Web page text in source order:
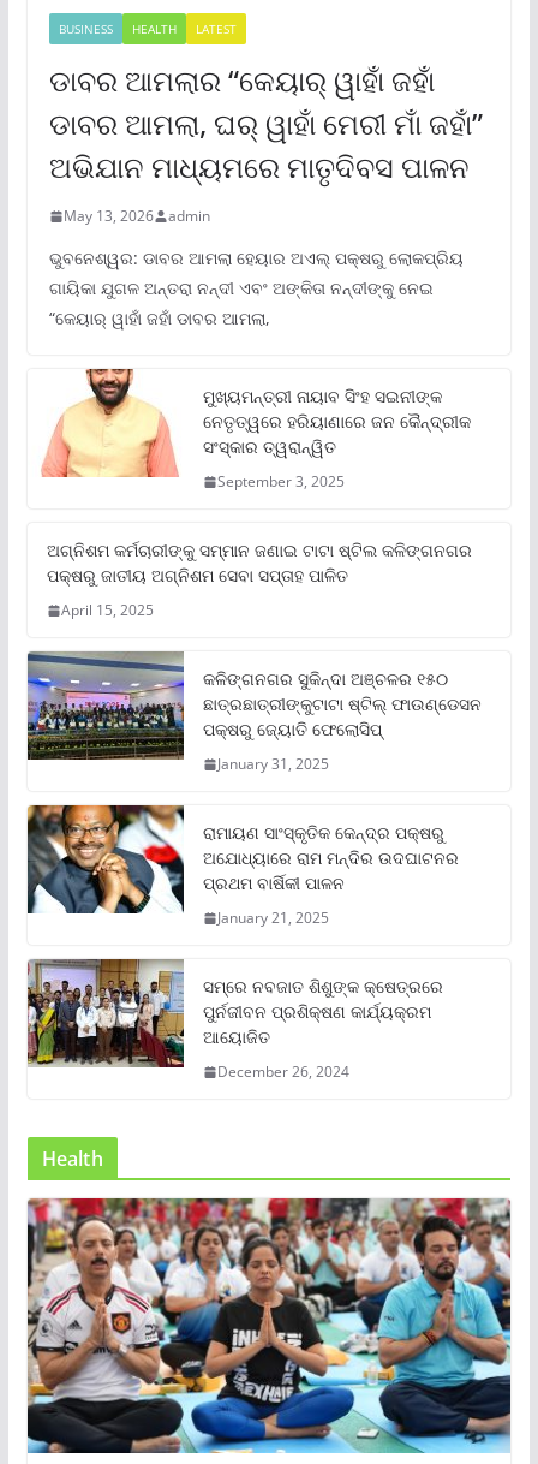
BUSINESS HEALTH LATEST
ଡାବର ଆମଲାର “କେୟାର୍ ୱାହାଁ ଜହାଁ
ଡାବର ଆମଲା, ଘର୍ ୱାହାଁ ମେରୀ ମାଁ ଜହାଁ”
ଅଭିଯାନ ମାଧ୍ୟମରେ ମାତୃଦିବସ ପାଳନ
May 13, 2026 admin
ଭୁବନେଶ୍ୱର: ଡାବର ଆମଲା ହେୟାର ଅଏଲ୍ ପକ୍ଷରୁ ଲୋକପ୍ରିୟ
ଗାୟିକା ଯୁଗଳ ଅନ୍ତରା ନନ୍ଦୀ ଏବଂ ଅଙ୍କିତା ନନ୍ଦୀଙ୍କୁ ନେଇ
“କେୟାର୍ ୱାହାଁ ଜହାଁ ଡାବର ଆମଲା,
ମୁଖ୍ୟମନ୍ତ୍ରୀ ନାୟାବ ସିଂହ ସଇନୀଙ୍କ
ନେତୃତ୍ୱରେ ହରିୟାଣାରେ ଜନ କୈନ୍ଦ୍ରୀକ
ସଂସ୍କାର ତ୍ୱରାନ୍ୱିତ
September 3, 2025
ଅଗ୍ନିଶମ କର୍ମଚାରୀଙ୍କୁ ସମ୍ମାନ ଜଣାଇ ଟାଟା ଷ୍ଟିଲ କଳିଙ୍ଗନଗର
ପକ୍ଷରୁ ଜାତୀୟ ଅଗ୍ନିଶମ ସେବା ସପ୍ତାହ ପାଳିତ
April 15, 2025
କଳିଙ୍ଗନଗର ସୁକିନ୍ଦା ଅଞ୍ଚଳର ୧୫୦
ଛାତ୍ରଛାତ୍ରୀଙ୍କୁଟାଟା ଷ୍ଟିଲ୍ ଫାଉଣ୍ଡେସନ
ପକ୍ଷରୁ ଜ୍ୟୋତି ଫେଲୋସିପ୍‌
January 31, 2025
ରାମାୟଣ ସାଂସ୍କୃତିକ କେନ୍ଦ୍ର ପକ୍ଷରୁ
ଅଯୋଧ୍ୟାରେ ରାମ ମନ୍ଦିର ଉଦଘାଟନର
ପ୍ରଥମ ବାର୍ଷିକୀ ପାଳନ
January 21, 2025
ସମ୍‌ରେ ନବଜାତ ଶିଶୁଙ୍କ କ୍ଷେତ୍ରରେ
ପୁର୍ନଜୀବନ ପ୍ରଶିକ୍ଷଣ କାର୍ଯ୍ୟକ୍ରମ
ଆୟୋଜିତ
December 26, 2024
Health